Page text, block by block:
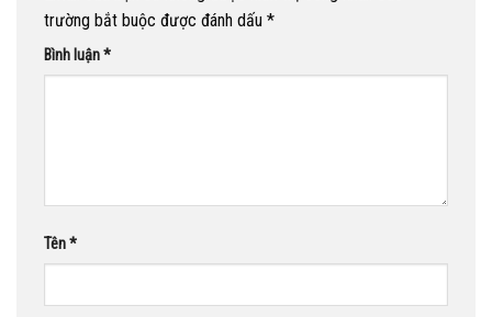
trường bắt buộc được đánh dấu *
Bình luận*
Tên*